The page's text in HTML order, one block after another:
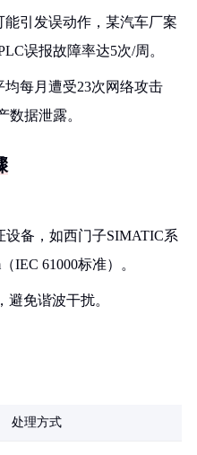
引发误动作，某汽车厂案
误报故障率达5次/周。
每月遭受23次网络攻击
数据泄露。
设备，如西门子SIMATIC系
IEC 61000标准）。
避免谐波干扰。
处理方式